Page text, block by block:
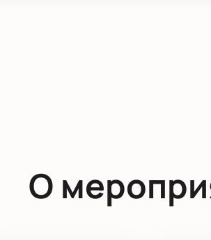
О